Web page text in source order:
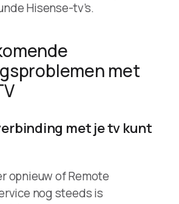
Hisense-tv’s.
met
met je tv kunt
opnieuw of Remote
nog steeds is